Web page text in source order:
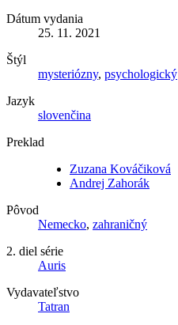
Dátum vydania
25. 11. 2021
Štýl
mysteriózny, psychologický
Jazyk
slovenčina
Preklad
Zuzana Kováčiková
Andrej Zahorák
Pôvod
Nemecko, zahraničný
2. diel série
Auris
Vydavateľstvo
Tatran